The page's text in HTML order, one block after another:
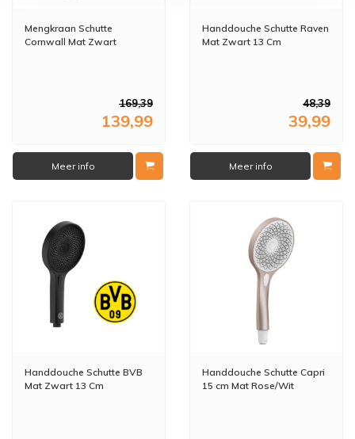
Mengkraan Schutte
Cornwall Mat Zwart
169,39
139,99
Meer info
Handdouche Schutte Raven
Mat Zwart 13 Cm
48,39
39,99
Meer info
Handdouche Schutte BVB
Mat Zwart 13 Cm
Handdouche Schutte Capri
15 cm Mat Rose/Wit